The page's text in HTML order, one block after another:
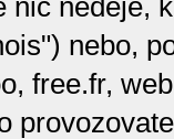
nic neděje,
nebo,
free.fr,